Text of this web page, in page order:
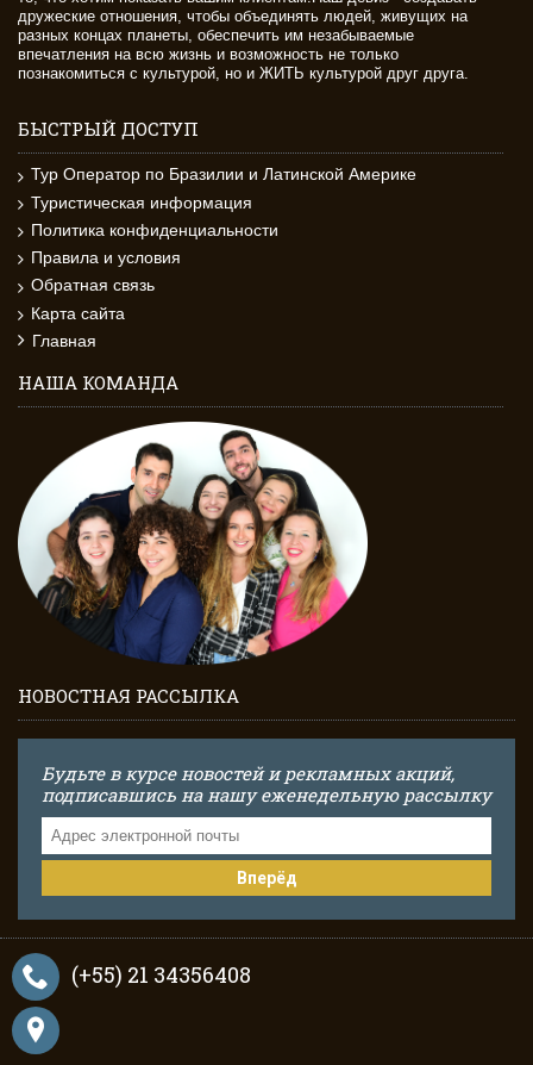
дружеские отношения, чтобы объединять людей, живущих на
разных концах планеты, обеспечить им незабываемые
впечатления на всю жизнь и возможность не только
познакомиться с культурой, но и ЖИТЬ культурой друг друга.
БЫСТРЫЙ ДОСТУП
Тур Оператор по Бразилии и Латинской Америке
Туристическая информация
Политика конфиденциальности
Правила и условия
Обратная связь
Карта сайта
Главная
НАША КОМАНДА
НОВОСТНАЯ РАССЫЛКА
Будьте в курсе новостей и рекламных акций,
подписавшись на нашу еженедельную рассылку
Вперёд
(+55) 21 34356408